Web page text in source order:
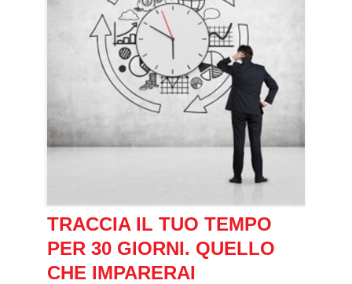
TRACCIA IL TUO TEMPO
PER 30 GIORNI. QUELLO
CHE IMPARERAI